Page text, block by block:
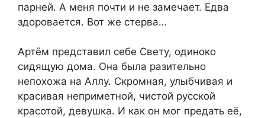
парней. А меня почти и не замечает. Едва
здоровается. Вот же стерва…
Артём представил себе Свету, одиноко
сидящую дома. Она была разительно
непохожа на Аллу. Скромная, улыбчивая и
красивая неприметной, чистой русской
красотой, девушка. И как он мог предать её,